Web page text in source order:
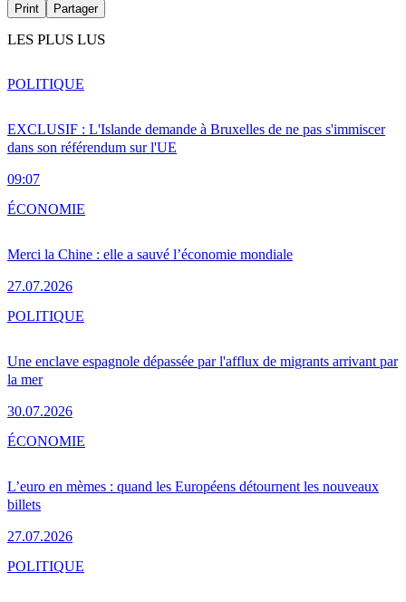
Print Partager
LES PLUS LUS
EXCLUSIF : L'Islande demande à Bruxelles de ne pas s'immiscer
dans son référendum sur l'UE
09:07
POLITIQUE
Merci la Chine : elle a sauvé l’économie mondiale
27.07.2026
ÉCONOMIE
Une enclave espagnole dépassée par l'afflux de migrants arrivant par
la mer
30.07.2026
POLITIQUE
L’euro en mèmes : quand les Européens détournent les nouveaux
billets
27.07.2026
ÉCONOMIE
POLITIQUE